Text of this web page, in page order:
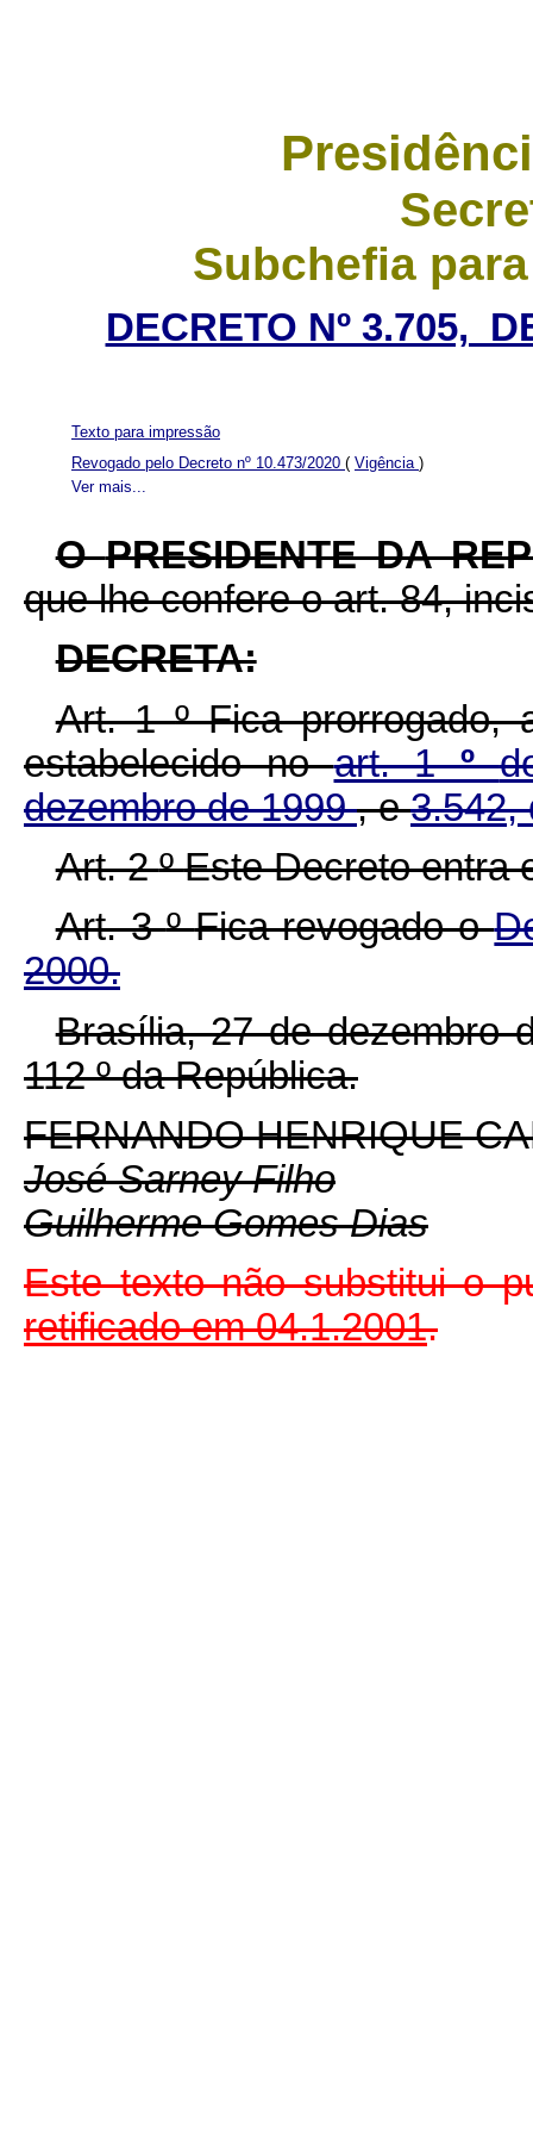
Subchefia
DECRETO Nº 3.705,
Ver mais...
Texto para impressão
Revogado pelo Decreto nº 10.473/2020 ( Vigência )
OPRESIDENTE DA
que lhe confere o art. 84,
DECRETA:
Art. 1ºFica prorrogado,
estabelecido noart. 1º
dezembro de 1999, e3.542,
Art. 2ºEste Decreto entra
Art. 3ºFica revogado o
2000.
Brasília, 27 de dezembro
112ºda República.
FERNANDO HENRIQUE
José Sarney Filho
Guilherme Gomes Dias
Este texto não substitui o
retificado em04.1.2001.